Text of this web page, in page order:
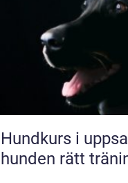
Hundkurs i uppsala så
hunden rätt